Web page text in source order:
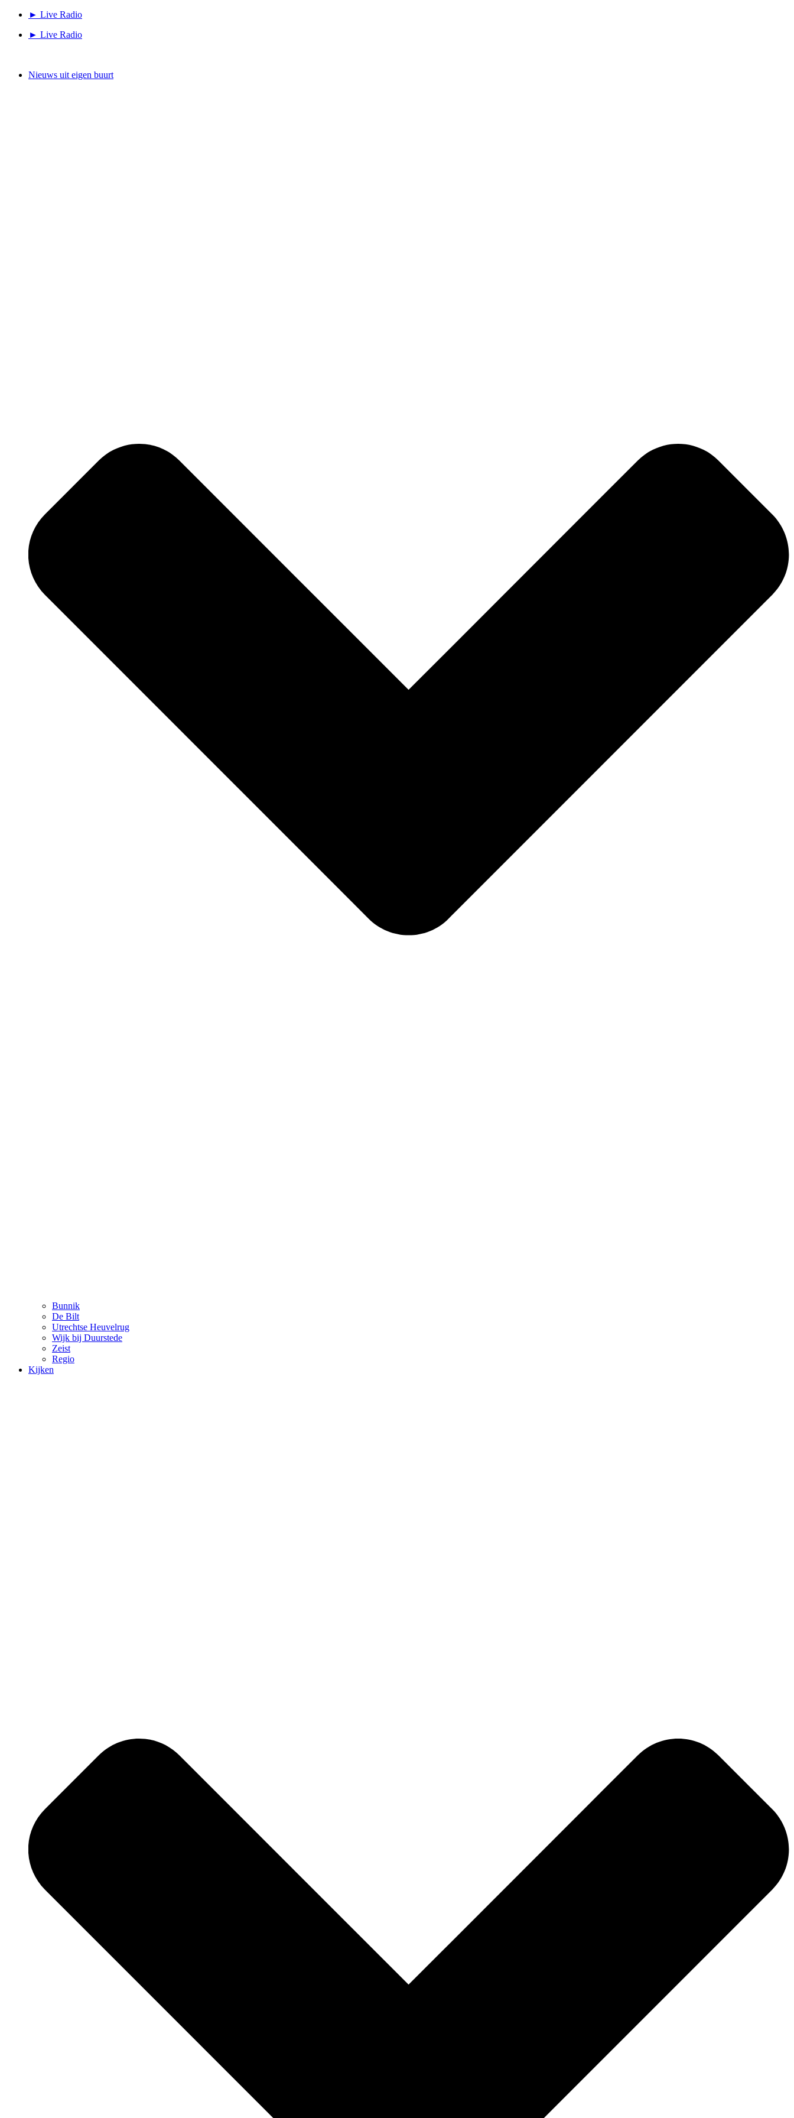
► Live Radio
► Live Radio
Nieuws uit eigen buurt
Bunnik
De Bilt
Utrechtse Heuvelrug
Wijk bij Duurstede
Zeist
Regio
Kijken